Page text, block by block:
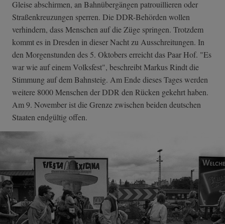
Gleise abschirmen, an Bahnübergängen patrouillieren oder
Straßenkreuzungen sperren. Die DDR-Behörden wollen
verhindern, dass Menschen auf die Züge springen. Trotzdem
kommt es in Dresden in dieser Nacht zu Ausschreitungen. In
den Morgenstunden des 5. Oktobers erreicht das Paar Hof. "Es
war wie auf einem Volksfest", beschreibt Markus Rindt die
Stimmung auf dem Bahnsteig. Am Ende dieses Tages werden
weitere 8000 Menschen der DDR den Rücken gekehrt haben.
Am 9. November ist die Grenze zwischen beiden deutschen
Staaten endgültig offen.